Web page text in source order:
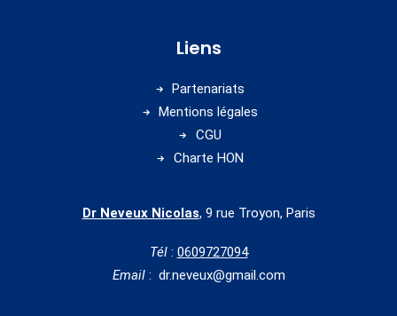
Liens
Partenariats
Mentions légales
CGU
Charte HON
Dr Neveux Nicolas, 9 rue Troyon, Paris
Tél : 0609727094
Email: dr.neveux@gmail.com